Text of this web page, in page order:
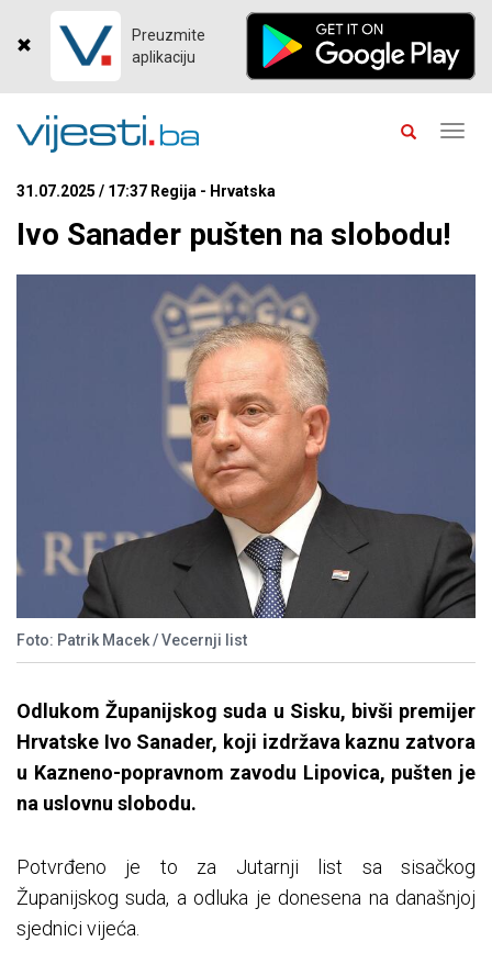
Preuzmite
aplikaciju
31.07.2025 / 17:37 Regija - Hrvatska
Ivo Sanader pušten na slobodu!
Foto: Patrik Macek / Vecernji list
Odlukom Županijskog suda u Sisku, bivši premijer
Hrvatske Ivo Sanader, koji izdržava kaznu zatvora
u Kazneno-popravnom zavodu Lipovica, pušten je
na uslovnu slobodu.
Potvrđeno je to za Jutarnji list sa sisačkog
Županijskog suda, a odluka je donesena na današnjoj
sjednici vijeća.